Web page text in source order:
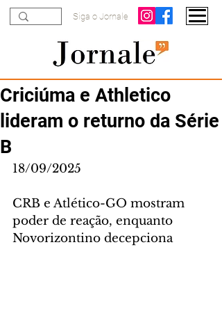
Siga o Jornale
Criciúma e Athletico
lideram o returno da Série
B
18/09/2025
CRB e Atlético-GO mostram
poder de reação, enquanto
Novorizontino decepciona